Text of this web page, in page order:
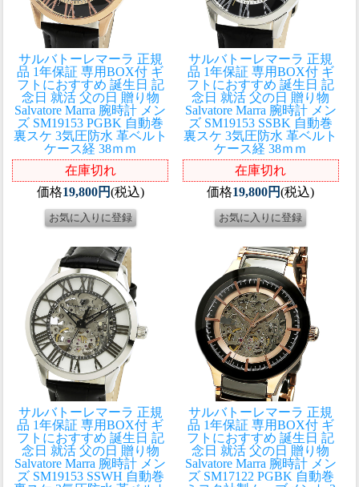
サルバトーレマーラ 正規
品 1年保証 専用BOX付 ギ
フトにおすすめ 誕生日 記
念日 就活 父の日 贈り物
Salvatore Marra 腕時計 メン
ズ SM19153 PGBK 自動巻
裏スケ 3気圧防水 革ベルト
ケース経 38ｍｍ
在庫切れ
価格19,800円(税込)
サルバトーレマーラ 正規
品 1年保証 専用BOX付 ギ
フトにおすすめ 誕生日 記
念日 就活 父の日 贈り物
Salvatore Marra 腕時計 メン
ズ SM19153 SSBK 自動巻
裏スケ 3気圧防水 革ベルト
ケース経 38ｍｍ
在庫切れ
価格19,800円(税込)
サルバトーレマーラ 正規
品 1年保証 専用BOX付 ギ
フトにおすすめ 誕生日 記
念日 就活 父の日 贈り物
Salvatore Marra 腕時計 メン
ズ SM19153 SSWH 自動巻
サルバトーレマーラ 正規
品 1年保証 専用BOX付 ギ
フトにおすすめ 誕生日 記
念日 就活 父の日 贈り物
Salvatore Marra 腕時計 メン
ズ SM17122 PGBK 自動巻